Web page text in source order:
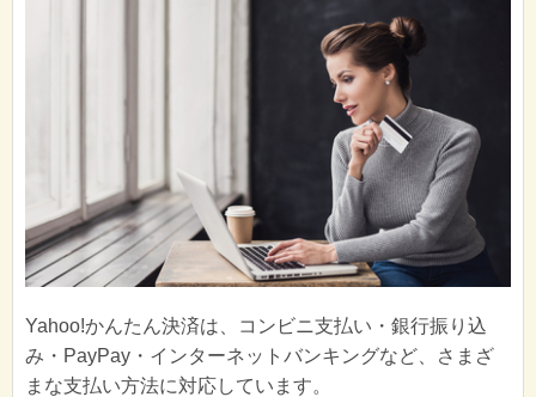
Yahoo!かんたん決済は、コンビニ支払い・銀行振り込
み・PayPay・インターネットバンキングなど、さまざ
まな支払い方法に対応しています。